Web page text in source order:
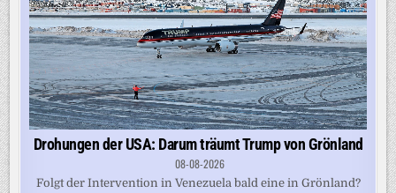
Drohungen der USA: Darum träumt Trump von Grönland
08-08-2026
Folgt der Intervention in Venezuela bald eine in Grönland?